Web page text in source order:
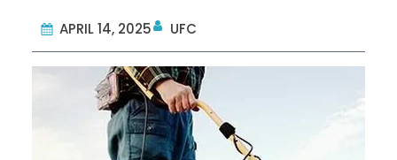
APRIL 14, 2025 UFC